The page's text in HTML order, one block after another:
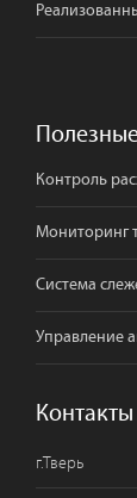
Контроль
Мониторинг
Система
Управление
Контакты
г.Тверь